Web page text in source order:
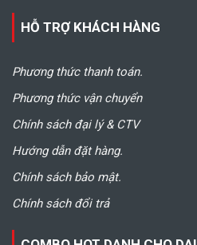
HỖ TRỢ KHÁCH HÀNG
Phương thức thanh toán.
Phương thức vận chuyển
Chính sách đại lý & CTV
Hướng dẫn đặt hàng.
Chính sách bảo mật.
Chính sách đổi trả